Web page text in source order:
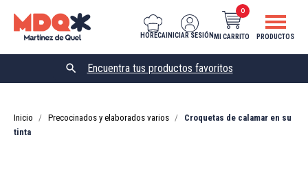
HORECA INICIAR SESIÓN MI CARRITO
0
PRODUCTOS

Inicio Precocinados y elaborados varios
Croquetas de calamar en su
tinta